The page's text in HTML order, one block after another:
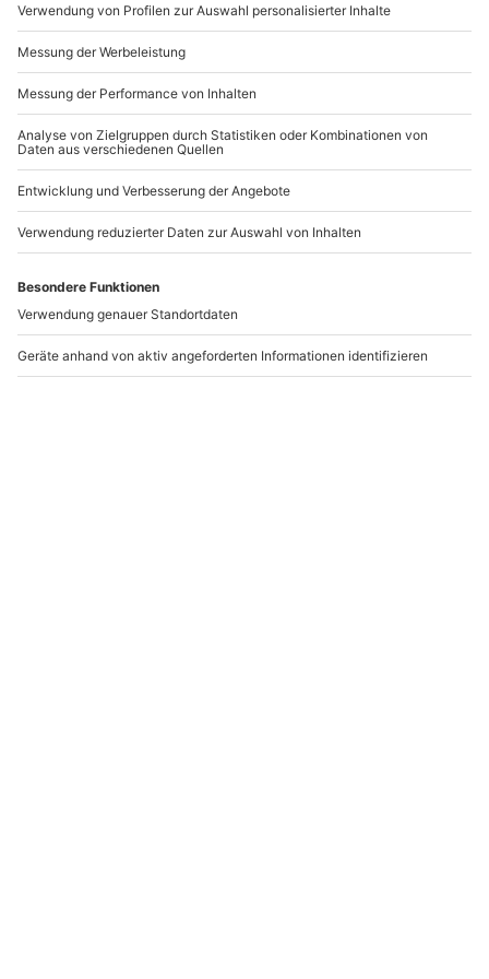
Hinweis
Aufgrund der Dauer wird empfohlen, Getränke
mitzubringen
Artikelnummer 65510
Andere Produkte entdecken
Baggern für Kids
Hamburg
Hamburg
-15% CLUB DEAL
Herne